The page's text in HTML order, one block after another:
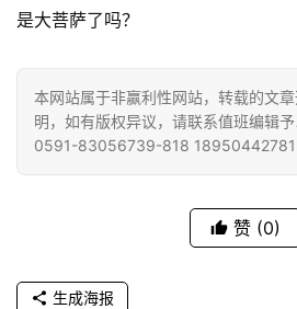
寺
礼
视
录
是大菩萨了吗？
本网站属于非赢利性网站，转载的文
明，如有版权异议，请联系值班编辑予
0591-83056739-818 18950442781
赞 (0)
生成海报